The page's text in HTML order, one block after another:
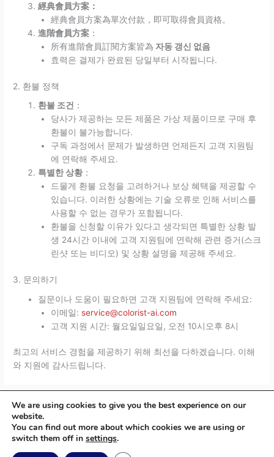
經典會員方案：
經典會員方案為單次付款，即可取得會員資格。
進階會員方案 ：
所有進階會員訂閱方案皆為 자동 갱신 없음
효력은 결제가 완료된 당일부터 시작됩니다.
2. 환불 정책
환불 조건 ：
당사가 제공하는 모든 제품은 가상 제품이므로 구매 후
환불이 불가능합니다.
구독 과정에서 문제가 발생하면 언제든지 고객 지원팀
에 연락해 주세요.
특별한 상황 ：
드물게 환불 요청을 고려하거나 보상 혜택을 제공할 수
있습니다. 이러한 상황에는 기술 오류로 인해 서비스를
사용할 수 없는 경우가 포함됩니다.
환불을 신청할 이유가 있다고 생각되면 특별한 상황 발
생 24시간 이내에 고객 지원팀에 연락해 관련 증거(스크
린샷 또는 비디오) 및 상황 설명을 제공해 주세요.
3. 문의하기
질문이나 도움이 필요하면 고객 지원팀에 연락해 주세요:
이메일: service@colorist-ai.com
고객 지원 시간: 월요일일요일, 오전 10시오후 8시
최고의 서비스 경험을 제공하기 위해 최선을 다하겠습니다. 이해
와 지원에 감사드립니다.
F
a
I X
We are using cookies to give you the best experience on our
website.
You can find out more about which cookies we are using or
switch them off in settings.